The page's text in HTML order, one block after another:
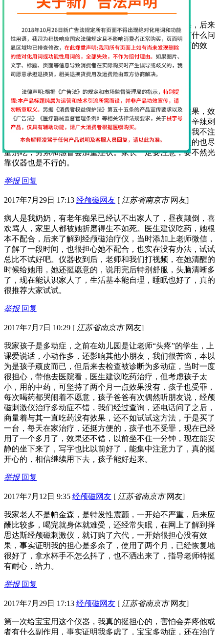
2017年7月29日 17:13 经颅磁网友 [江苏省南京市
一开始使用这个仪器还挺担心的，担心不会用没有效果，后来
收到货后老师第一时间就给出了指导，服务很周到，有什么问
题老师也会第一时间回复，很贴心，坚持使用期待后面的效
果…
举报 回复
2017年7月12日 9:35经颅磁网友 [江苏省南京市网友]
我给我家大儿子用经颅磁刺激仪15天了能看到明显的效果，效
果真的很好，作为父母在饮食上要给孩子注意，油炸、辛辣刺
激的不能吃，巧克力、可乐不能喝，喝了会加重症状！我不注
意给孩子喝了，吃过亏了，膨化食品以及牛羊肉等上火的也尽
量别吃，劳累和感冒会加重症状。家长一定要注意，要不然光
靠仪器也是不行的。
举报 回复
2017年7月29日 17:13 经颅磁网友 [ 江苏省南京市网友]
病人是我奶奶，有老年痴呆已经认不出家人了，昼夜颠倒，喜
欢骂人，家里人都被她折磨得生不如死。医生建议吃药，她根
本不配合，后来了解到经颅磁治疗仪，当时添加上老师微信，
了解了一段时间，也很担心她不配合，也实在没有办法，试试
总比不试好吧。仪器收到后，老师和我们打视频，在她清醒的
时候给她用，她还挺愿意的，说用完后特别舒服，头脑清晰多
了，现在能认识家人了，生活基本能自理，睡眠也好了，真的
很推荐大家试试。
举报 回复
2017年7月7日 10:29 [ 江苏省南京市网友]
我家孩子是多动症，之前在幼儿园是让老师“头疼”的学生，上
课爱说话，小动作多，还影响其他小朋友，我们很苦恼，本以
为是孩子顽皮而已，但后来去检查被诊断为多动症，当时一度
很担心，带他去医院看，医生建议吃药治疗，但考虑孩子太
小，用的中药，可坚持了两个月一点效果没有，孩子也受罪，
每次喝药都哭闹着不愿意，孩子爸爸有次偶然听朋友说，经颅
磁刺激仪治疗多动症不错，我们经过查询，还电话问了之后，
商量着与其一直吃药没有效果，还不如试试这方法，于是买了
一台，每天在家治疗，还挺方便的，孩子也不受罪，现在已经
用了一个多月了，效果还不错，以前坐不住一分钟，现在能安
静的坐下来了，写字也比以前好了，能集中注意力了，真的挺
开心的，相信继续用下去，孩子能好起来。
举报 回复
2017年7月12日 9:35 经颅磁网友 [ 江苏省南京市网友]
我家老人不是帕金森，是特发性震颤，一开始不严重，后来应
酬比较多，喝完就身体就难受，还经常失眠，在网上了解到择
思达斯经颅磁刺激仪，就订购了六代，一开始很担心没有效
果，事实证明我的担心是多余了，使用了两个月，已经恢复地
很好了，拿水杯手不怎么抖了，也不洒出来了，指导老师特挺
有耐心，给力。
举报 回复
2017年7月29日 17:13 经颅磁网友 [ 江苏省南京市网友]
第一次给宝宝用这个仪器，我真的挺担心的，害怕会弄疼他或
者有什么副作用，事实证明我多虑了，宝宝多动症，还在治疗